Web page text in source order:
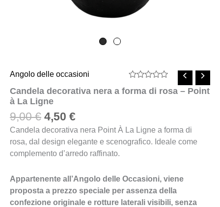
0
Angolo delle occasioni
Candela decorativa nera a forma di rosa – Point
à La Ligne
9,00€ 4,50 €
Candela decorativa nera Point À La Ligne a forma di
rosa, dal design elegante e scenografico. Ideale come
complemento d’arredo raffinato.
Appartenente all’Angolo delle Occasioni, viene
proposta a prezzo speciale per assenza della
confezione originale e rotture laterali visibili, senza